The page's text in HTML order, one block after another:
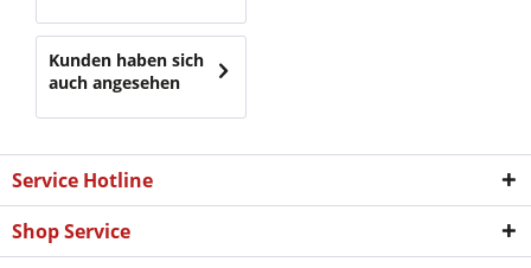
Kunden haben sich
auch angesehen
Service Hotline
Shop Service